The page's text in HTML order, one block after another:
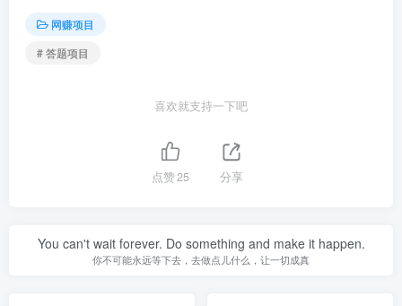
网赚项目
# 答题项目
喜欢就支持一下吧
点赞25 分享
You can't wait forever. Do something and make it happen.
你不可能永远等下去，去做点儿什么，让一切成真